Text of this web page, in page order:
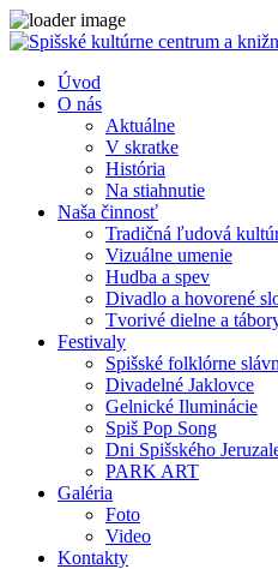
Úvod
O nás
Aktuálne
V skratke
História
Na stiahnutie
Naša činnosť
Tradičná ľudová
Vizuálne umenie
Hudba a spev
Divadlo a hovorené
Tvorivé dielne a
Festivaly
Spišské folklórne
Divadelné Jaklovce
Gelnické Iluminácie
Spiš Pop Song
Dni Spišského
PARK ART
Galéria
Foto
Video
Kontakty